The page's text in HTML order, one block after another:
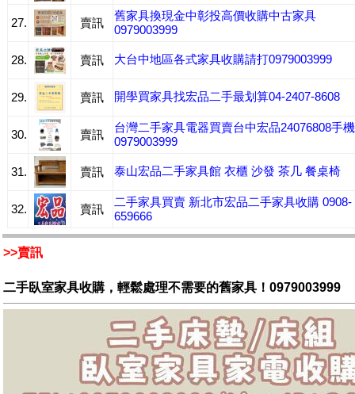
27. 賣訊
舊家具換現金中彰投高價收購中古家具
0979003999
28. 賣訊 大台中地區各式家具收購請打0979003999
29. 賣訊 開學買家具找宏品二手最划算04-2407-8608
30. 賣訊
台灣二手家具電器買賣台中宏品24076808手機
0979003999
31. 賣訊 泰山宏品二手家具館 衣櫃 沙發 茶几 餐桌椅
32. 賣訊
二手家具買賣 新北市宏品二手家具收購 0908-
659666
>>賣訊
二手臥室家具收購，輕鬆處理不需要的舊家具！0979003999